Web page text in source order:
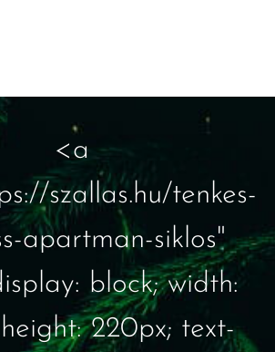
<a
szallas.hu/tenkes-
apartman-siklos"
block; width:
220px; text-